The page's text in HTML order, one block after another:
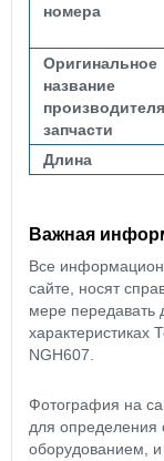
номера
Оригинальное
название
производителя
запчасти
Длина
Важная
Все
сайте, носят
мере передавать
NGH607.
Фотография на
для определения
оборудованием,